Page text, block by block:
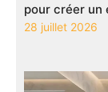
pour créer un
28 juillet 2026